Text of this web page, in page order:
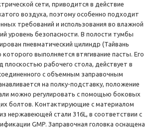
сети, приводится в действие
воздуха, поэтому особенно подходит
требований и использования во влажной
уровень безопасности. В полости тумбы
пневматический цилиндр (Тайвань
выполняется втягивание пасты. Его
плоскостью рабочего стола, действует в
с объемным заправочным
на полку-подставку, положение
можно регулировать с помощью боковых
болтов. Контактирующие с материалом
нержавеющей стали 316L, в соответствии с
GMP. Заправочная головка оснащена